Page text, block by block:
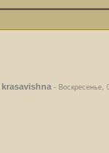
krasavishna - Воскресенье,